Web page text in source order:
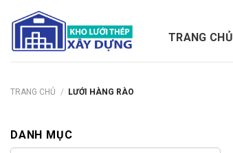
qua
dung
TRANG CHỦ
TRANG CHỦ / LƯỚI HÀNG RÀO
DANH MỤC